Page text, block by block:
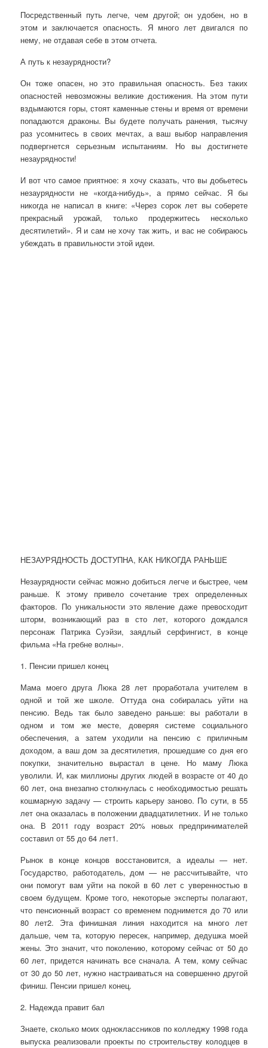
Посредственный путь легче, чем другой; он удобен, но в
этом и заключается опасность. Я много лет двигался по
нему, не отдавая себе в этом отчета.
А путь к незаурядности?
Он тоже опасен, но это правильная опасность. Без таких
опасностей невозможны великие достижения. На этом пути
вздымаются горы, стоят каменные стены и время от времени
попадаются драконы. Вы будете получать ранения, тысячу
раз усомнитесь в своих мечтах, а ваш выбор направления
подвергнется серьезным испытаниям. Но вы достигнете
незаурядности!
И вот что самое приятное: я хочу сказать, что вы добьетесь
незаурядности не «когда-нибудь», а прямо сейчас. Я бы
никогда не написал в книге: «Через сорок лет вы соберете
прекрасный урожай, только продержитесь несколько
десятилетий». Я и сам не хочу так жить, и вас не собираюсь
убеждать в правильности этой идеи.
НЕЗАУРЯДНОСТЬ ДОСТУПНА, КАК НИКОГДА РАНЬШЕ
Незаурядности сейчас можно добиться легче и быстрее, чем
раньше. К этому привело сочетание трех определенных
факторов. По уникальности это явление даже превосходит
шторм, возникающий раз в сто лет, которого дождался
персонаж Патрика Суэйзи, заядлый серфингист, в конце
фильма «На гребне волны».
1. Пенсии пришел конец
Мама моего друга Люка 28 лет проработала учителем в
одной и той же школе. Оттуда она собиралась уйти на
пенсию. Ведь так было заведено раньше: вы работали в
одном и том же месте, доверяя системе социального
обеспечения, а затем уходили на пенсию с приличным
доходом, а ваш дом за десятилетия, прошедшие со дня его
покупки, значительно вырастал в цене. Но маму Люка
уволили. И, как миллионы других людей в возрасте от 40 до
60 лет, она внезапно столкнулась с необходимостью решать
кошмарную задачу — строить карьеру заново. По сути, в 55
лет она оказалась в положении двадцатилетних. И не только
она. В 2011 году возраст 20% новых предпринимателей
составил от 55 до 64 лет1.
Рынок в конце концов восстановится, а идеалы — нет.
Государство, работодатель, дом — не рассчитывайте, что
они помогут вам уйти на покой в 60 лет с уверенностью в
своем будущем. Кроме того, некоторые эксперты полагают,
что пенсионный возраст со временем поднимется до 70 или
80 лет2. Эта финишная линия находится на много лет
дальше, чем та, которую пересек, например, дедушка моей
жены. Это значит, что поколению, которому сейчас от 50 до
60 лет, придется начинать все сначала. А тем, кому сейчас
от 30 до 50 лет, нужно настраиваться на совершенно другой
финиш. Пенсии пришел конец.
2. Надежда правит бал
Знаете, сколько моих одноклассников по колледжу 1998 года
выпуска реализовали проекты по строительству колодцев в